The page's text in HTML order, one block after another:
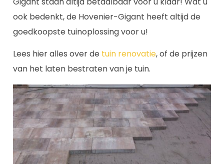
ook bedenkt, de Hovenier-Gigant heeft altijd de
goedkoopste tuinoplossing voor u!
Lees hier alles over de tuin renovatie, of de prijzen
van het laten bestraten van je tuin.